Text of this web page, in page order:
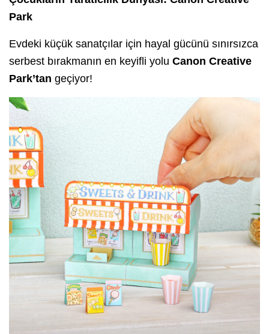
Park
Evdeki küçük sanatçılar için hayal gücünü sınırsızca
serbest bırakmanın en keyifli yolu Canon Creative
Park’tan geçiyor!